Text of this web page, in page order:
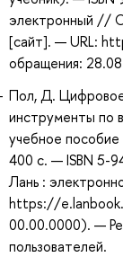
электронный //
[сайт]. — URL:
обращения:
Пол, Д.
инструменты по
учебное
400 с. — ISBN 5-
Лань :
https://
00.00.0000). —
пользователей.